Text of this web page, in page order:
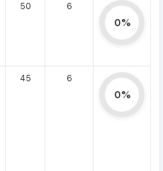
50 6
0%
45 6
0%